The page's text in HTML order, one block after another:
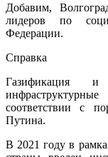
Добавим,
лидеров по
Федерации.
Справка
Газификация
соответствии с
Путина.
В 2021 году в